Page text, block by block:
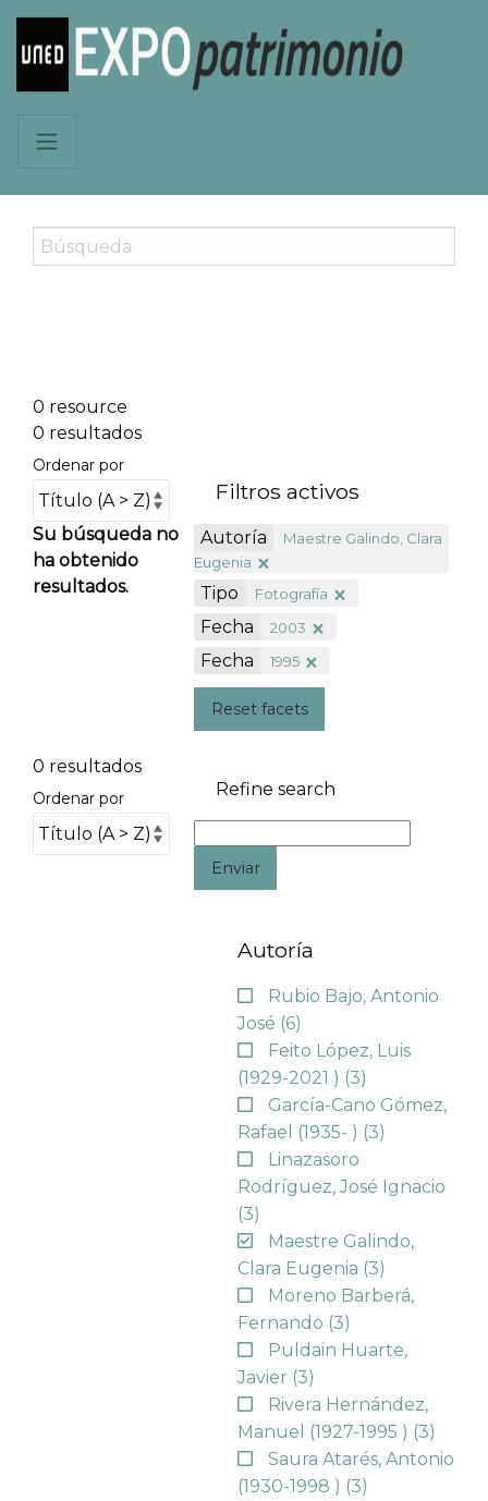
0 resource
0 resultados
Ordenar por
Su búsqueda no
ha obtenido
resultados.
0 resultados
Ordenar por
Filtros activos
Autoría
Maestre Galindo, Clara
Eugenia
Tipo Fotografía
Fecha 2003
Fecha 1995
Reset facets
Refine search
Enviar
Autoría
Rubio Bajo, Antonio
José (6)
Feito López, Luis
(1929-2021 ) (3)
García-Cano Gómez,
Rafael (1935- ) (3)
Linazasoro
Rodríguez, José Ignacio
(3)
Maestre Galindo,
Clara Eugenia (3)
Moreno Barberá,
Fernando (3)
Puldain Huarte,
Javier (3)
Rivera Hernández,
Manuel (1927-1995 ) (3)
Saura Atarés, Antonio
(1930-1998 ) (3)